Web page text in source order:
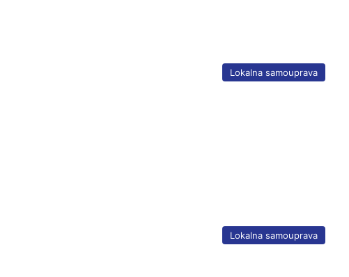
Lokalna samouprava
Lokalna samouprava